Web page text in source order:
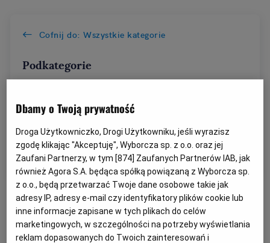
Cofnij do: Wszystkie kategorie
Podkategorie
Poradniki
Dbamy o Twoją prywatność
Droga Użytkowniczko, Drogi Użytkowniku, jeśli wyrazisz
zgodę klikając "Akceptuję", Wyborcza sp. z o.o. oraz jej
Zaufani Partnerzy, w tym [874] Zaufanych Partnerów IAB, jak
również Agora S.A. będąca spółką powiązaną z Wyborcza sp.
z o.o., będą przetwarzać Twoje dane osobowe takie jak
adresy IP, adresy e-mail czy identyfikatory plików cookie lub
inne informacje zapisane w tych plikach do celów
marketingowych, w szczególności na potrzeby wyświetlania
reklam dopasowanych do Twoich zainteresowań i